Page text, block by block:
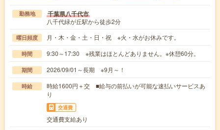
勤務地 千葉県八千代市
八千代緑が丘駅から徒歩2分
曜日頻度 月・木・金・土・日・祝 ※火・水がお休みです。
時間 9:30～17:30 ※残業はほとんどありません。※休憩60分。
期間 2026/09/01～長期 ※9月～！
時給
時給1600円＋交 ■給与の前払いが可能な速払いサービスあ
り
交通費
交通費支給あり